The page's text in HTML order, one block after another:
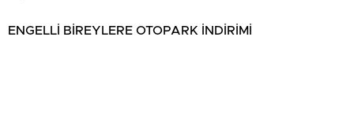
ENGELLİ BİREYLERE OTOPARK İNDİRİMİ